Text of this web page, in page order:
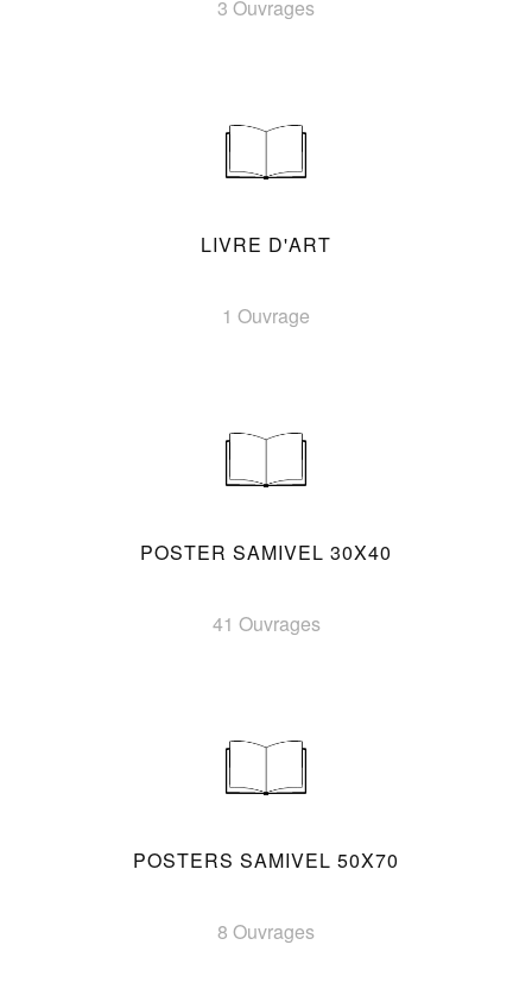
3 Ouvrages
LIVRE D'ART
1 Ouvrage
POSTER SAMIVEL 30X40
41 Ouvrages
POSTERS SAMIVEL 50X70
8 Ouvrages